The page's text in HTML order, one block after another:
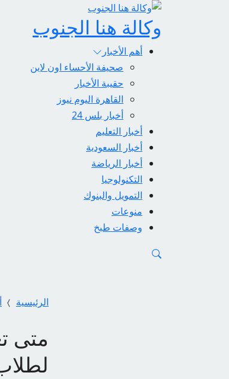
وكالة هنا الجنوب
أهم الأخبار
صحيفة الأحساء اون لاين
حقيبة الأخبار
القاهرة اليوم نيوز
أخبار بلس 24
أخبار التعليم
أخبار السعودية
أخبار الرياضة
التكنولوجيا
التمويل والبنوك
منوعات
وصفات طبخ
الرئيسية
متى
لطلاب